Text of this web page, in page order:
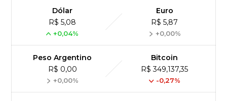
Dólar
R$ 5,08
+0,04%
Euro
R$ 5,87
+0,00%
Peso Argentino
R$ 0,00
+0,00%
Bitcoin
R$ 349,137,35
-0,27%